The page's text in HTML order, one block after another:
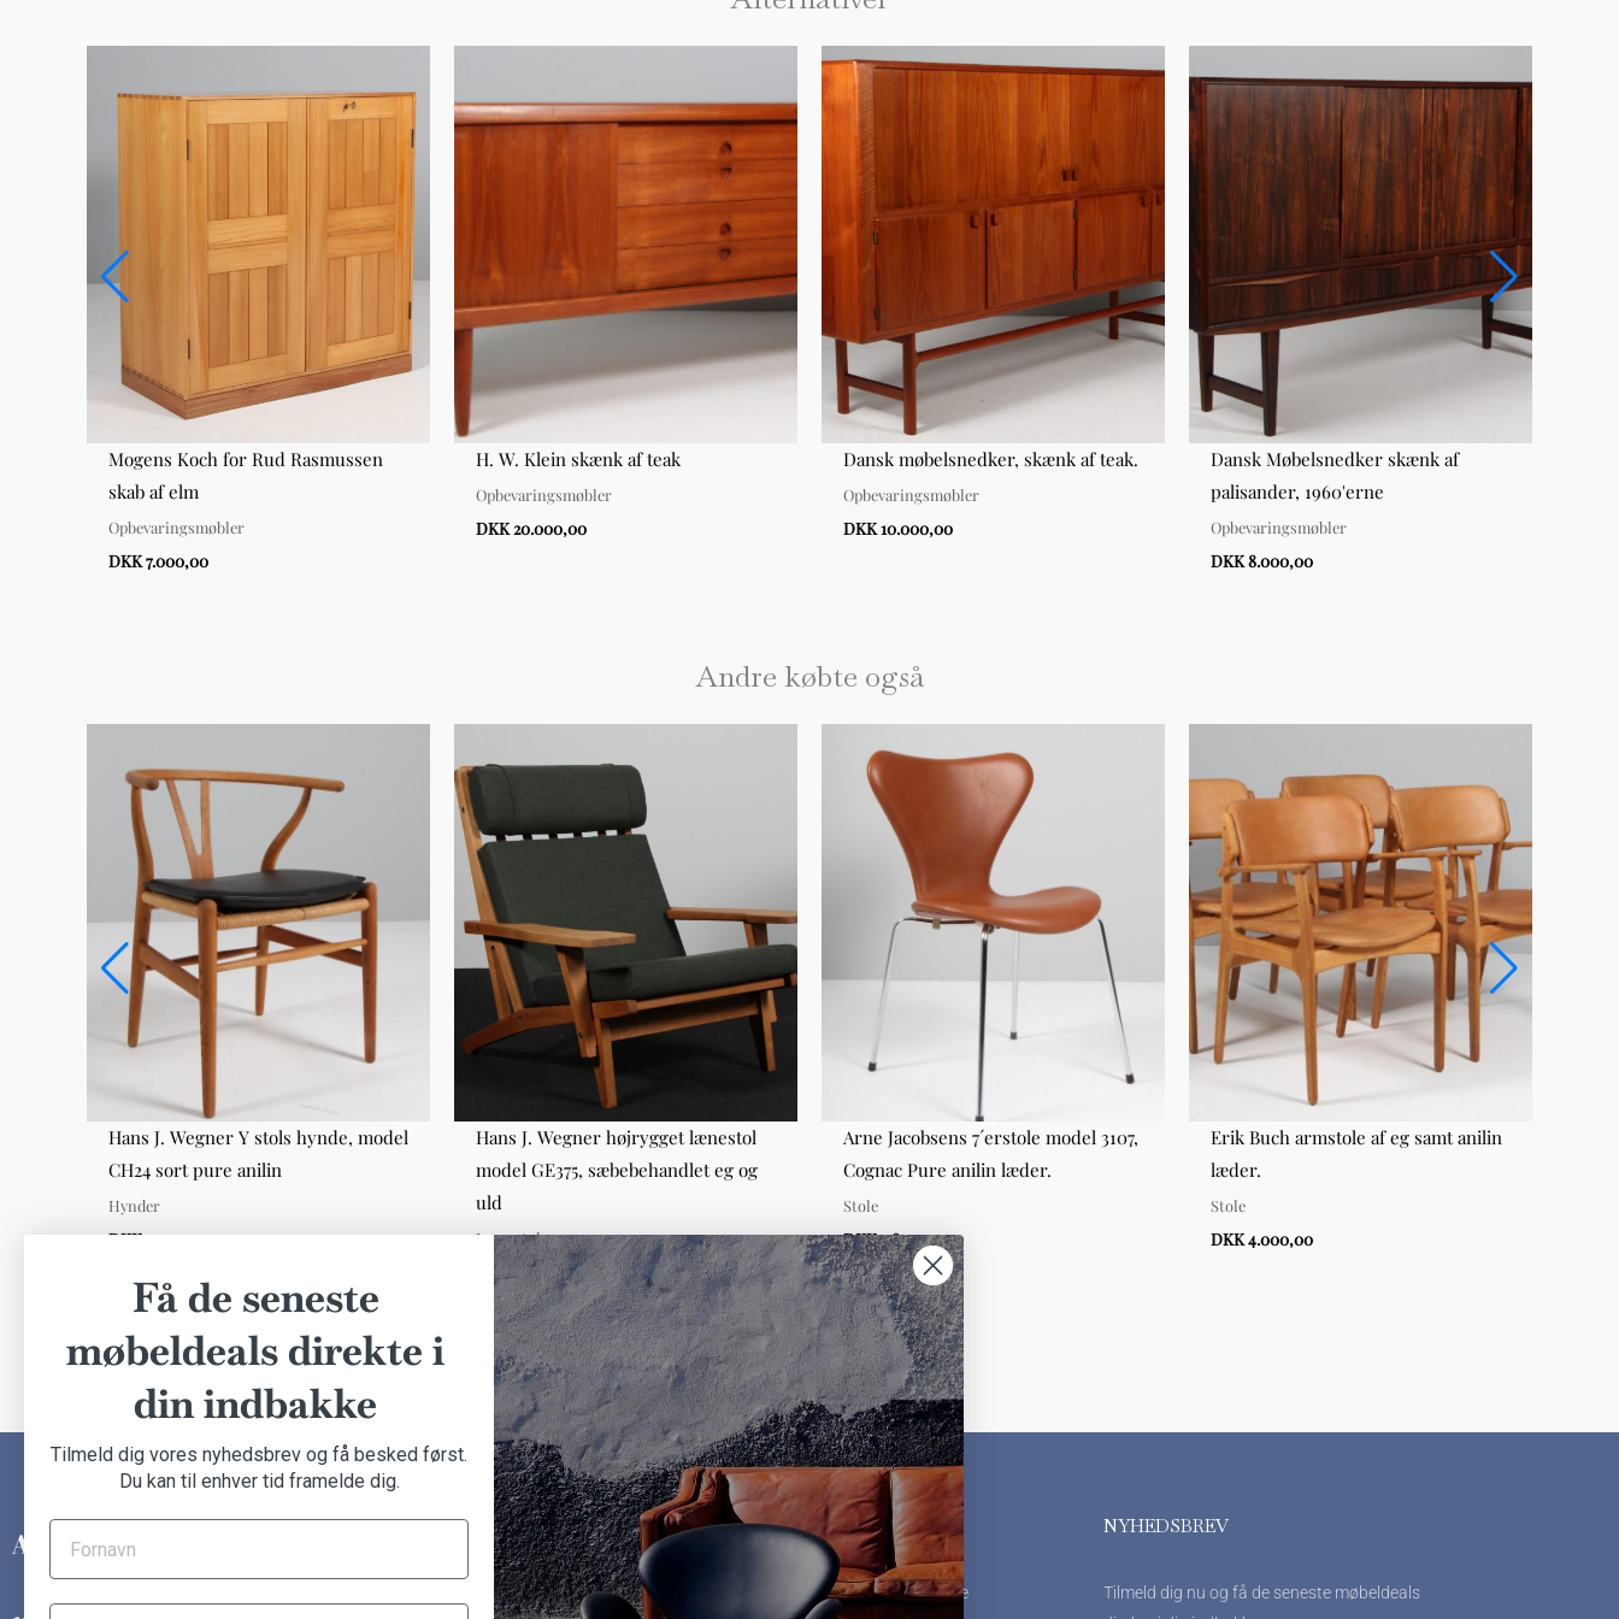
Mogens Koch for Rud Rasmussen
skab af elm
Opbevaringsmøbler
DKK 7.000,00
H. W. Klein skænk af teak
Opbevaringsmøbler
DKK 20.000,00
Dansk møbelsnedker, skænk af teak.
Opbevaringsmøbler
DKK 10.000,00
Dansk Møbelsnedker skænk af
palisander, 1960'erne
Opbevaringsmøbler
DKK 8.000,00
Andre købte også
Hans J. Wegner Y stols hynde, model
CH24 sort pure anilin
Hynder
DKK 400,00
Hans J. Wegner højrygget lænestol
model GE375, sæbebehandlet eg og
uld
Lænestole
DKK 20.000,00
Arne Jacobsens 7´erstole model 3107,
Cognac Pure anilin læder.
Stole
DKK 2.800,00
Erik Buch armstole af eg samt anilin
læder.
Stole
DKK 4.000,00
INFORMATION
Om Another Classic
KUNDESERVICE
Kontakt os
MØBLER
Møbelklassikere
NYHEDSBREV
Tilmeld dig nu og få de seneste møbeldeals
Få de seneste
møbeldeals direkte i
din indbakke
Tilmeld dig vores nyhedsbrev og få besked først.
Du kan til enhver tid framelde dig.